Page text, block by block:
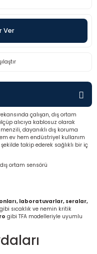
Ver
çalışan, dış ortam
alıcıya kablosuz olarak
dayanıklı dış koruma
ev hem endüstriyel kullanım
takip ederek sağlıklı bir iç
laboratuvarlar, seralar,
gibi sıcaklık ve nemin kritik
gibi TFA modelleriyle uyumlu